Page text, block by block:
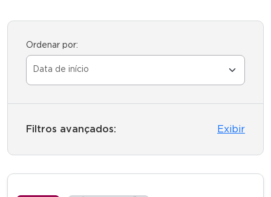
Ordenar por:
Filtros avançados: Exibir